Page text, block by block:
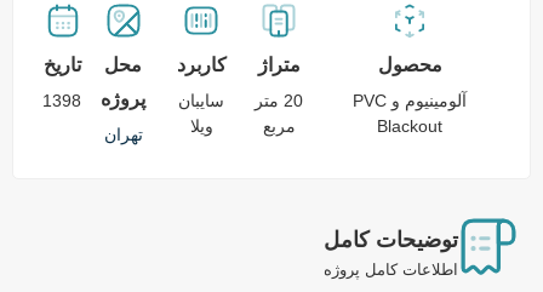
محصول
آلومینیوم و PVC
Blackout
متراژ
20 متر
مربع
کاربرد
سایبان
ویلا
محل
پروژه
تهران
تاریخ
1398
توضیحات کامل
اطلاعات کامل پروژه